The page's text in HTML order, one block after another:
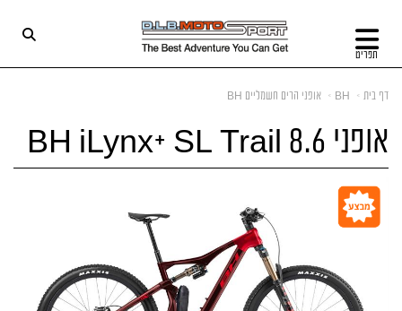
תפריט
דף בית BH אופני הרים חשמליים BH
אופני BH iLynx+ SL Trail 8.6